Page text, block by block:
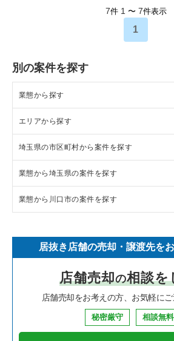
7件 1 〜 7件表示
1
別の案件を探す
業態から探す
ラーメンの居抜き売却物件の案件一覧
フランス料理の居抜き売却物件の案件一覧
イタリア料理の居抜き売却物件の案件一覧
中華の居抜き売却物件の案件一覧
寿司の居抜き売却物件の案件一覧
焼肉の居抜き売却物件の案件一覧
鉄板焼き・お好み焼の居抜き売却物件の案
エリアから探す
東京23区の飲食店の居抜き売却物件の案件
東京都下の飲食店の居抜き売却物件の案件
千葉県の飲食店の居抜き売却物件の案件一覧
神奈川県の飲食店の居抜き売却物件の案件
大阪府の飲食店の居抜き売却物件の案件一覧
兵庫県の飲食店の居抜き売却物件の案件一
埼玉県の市区町村から案件を探す
上尾市の飲食店の居抜き売却物件の案件一覧
吉川市の飲食店の居抜き売却物件の案件一覧
さいたま市浦和区の飲食店の居抜き売却
さいたま市大宮区の飲食店の居抜き売却物
入間市の飲食店の居抜き売却物件の案件一
業態から埼玉県の案件を探す
埼玉県のラーメンの居抜き売却物件の案件
埼玉県のイタリア料理の居抜き売却物件の
埼玉県の中華の居抜き売却物件の案件一覧
埼玉県のそば・うどんの居抜き売却物件の
業態から川口市の案件を探す
川口市のイタリア料理の居抜き売却物件の
川口市の中華の居抜き売却物件の案件一覧
川口市の寿司の居抜き売却物件の案件一覧
居抜き店舗の売却・譲渡先を
店舗売却の相談を
店舗売却をお考えの方、お気軽にご
秘密厳守 相談無料